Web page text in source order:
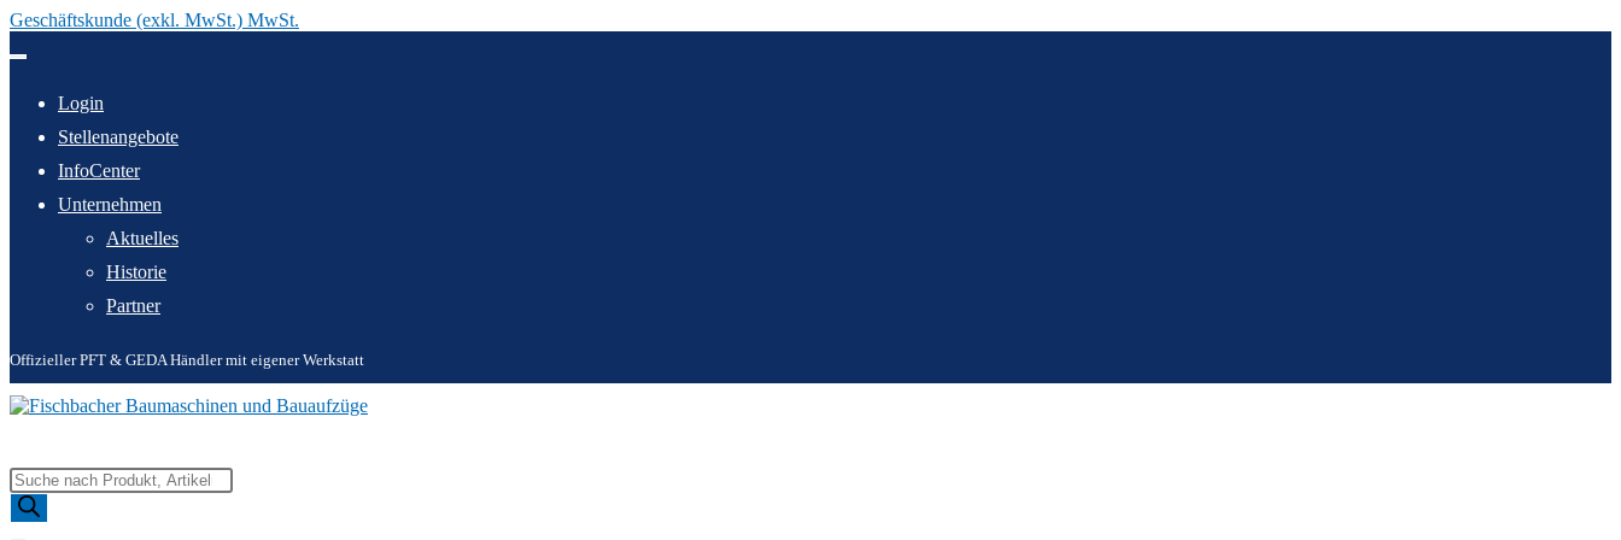
Geschäftskunde (exkl. MwSt.) MwSt.
Inhalt
Login
Stellenangebote
InfoCenter
Unternehmen
Aktuelles
Historie
Partner
Offizieller PFT & GEDA Händler mit eigener Werkstatt
Products
search